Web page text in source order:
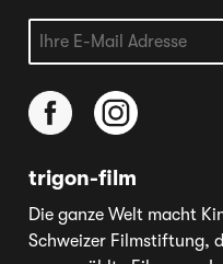
trigon-film
Die ganze Welt macht
Schweizer Filmstiftung,